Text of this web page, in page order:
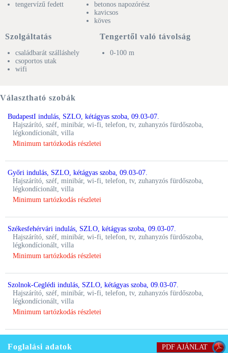
tengervízű fedett
betonos napozórész
kavicsos
köves
Szolgáltatás
családbarát szálláshely
csoportos utak
wifi
Tengertől való távolság
0-100 m
Választható szobák
BudapestI indulás, SZLO, kétágyas szoba, 09.03-07.
hajszárító, széf, minibár, wi-fi, telefon, tv, zuhanyzós fürdőszoba,
légkondícionált, villa
Minimum tartózkodás részletei
Győri indulás, SZLO, kétágyas szoba, 09.03-07.
hajszárító, széf, minibár, wi-fi, telefon, tv, zuhanyzós fürdőszoba,
légkondícionált, villa
Minimum tartózkodás részletei
Székesfehérvári indulás, SZLO, kétágyas szoba, 09.03-07.
hajszárító, széf, minibár, wi-fi, telefon, tv, zuhanyzós fürdőszoba,
légkondícionált, villa
Minimum tartózkodás részletei
Szolnok-Ceglédi indulás, SZLO, kétágyas szoba, 09.03-07.
hajszárító, széf, minibár, wi-fi, telefon, tv, zuhanyzós fürdőszoba,
légkondícionált, villa
Minimum tartózkodás részletei
Foglalási adatok PDF AJÁNLAT